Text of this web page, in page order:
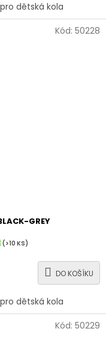
dětská kola
GREY
(>10 KS)
DO KOŠÍKU
dětská kola
Kód: 50228
Kód: 50229